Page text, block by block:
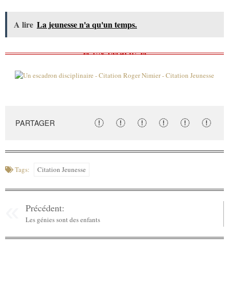
A lire La jeunesse n'a qu'un temps.
PARTAGER
Tags: Citation Jeunesse
Précédent:
Les génies sont des enfants